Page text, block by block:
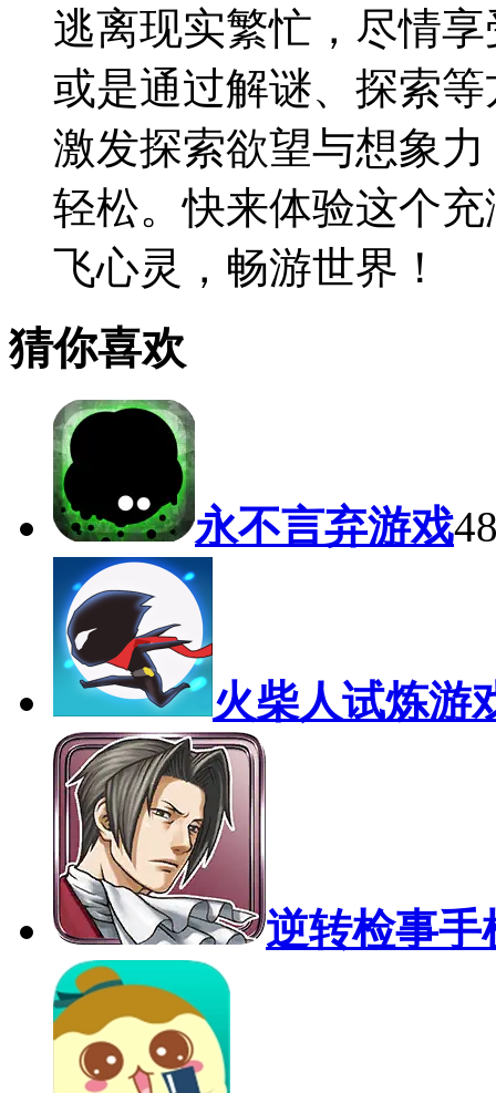
逃离现实繁忙，尽情
或是通过解谜、探索
激发探索欲望与想象
轻松。快来体验这个
飞心灵，畅游世界！
猜你喜欢
永不言弃游戏
火柴人试炼游
逆转检事手